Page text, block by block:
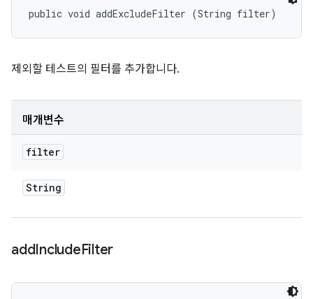
public void addExcludeFilter (String filter)
제외할 테스트의 필터를 추가합니다.
매개변수
filter
String
addIncludeFilter